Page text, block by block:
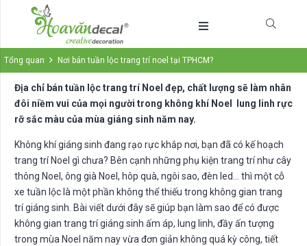
Tổng quan Nơi bán tuần lộc trang trí noel tại TPHCM?
Địa chỉ bán tuần lộc trang trí Noel đẹp, chất lượng sẽ làm nhân
đôi niềm vui của mọi người trong không khí Noe
lung linh rực
rỡ sắc màu của mùa giáng sinh năm nay.
Không khí giáng sinh đang rạo rực khắp nơi, bạn đã có kế hoạch
trang trí Noel gì chưa? Bên cạnh những phụ kiện trang trí như cây
thông Noel, ông già Noel, hôp quà, ngôi sao, đèn led… thì một cỗ
xe tuần lộc là một phần không thể thiếu trong không gian trang
trí giáng sinh. Bài viết dưới đây sẽ giúp bạn làm sao để có được
không gian trang trí giáng sinh ấm áp, lung linh, đầy ấn tượng
trong mùa Noel năm nay vừa đơn giản không quá kỳ công, tiết